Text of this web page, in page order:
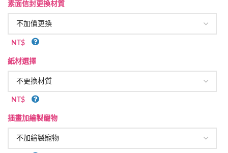
素面信封更換材質
NT$
紙材選擇
NT$
插畫加繪製寵物